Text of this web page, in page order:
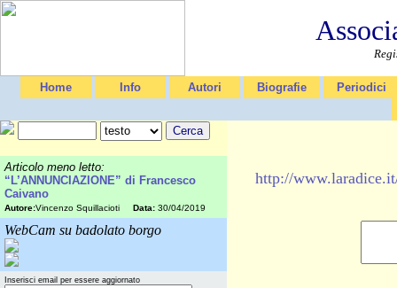
Home Info Autori Biografie Periodici
Articolo meno letto:
“L’ANNUNCIAZIONE” di Francesco
Caivano
Autore:Vincenzo Squillacioti Data: 30/04/2019
WebCam su badolato borgo
Inserisci email per essere aggiornato
http://